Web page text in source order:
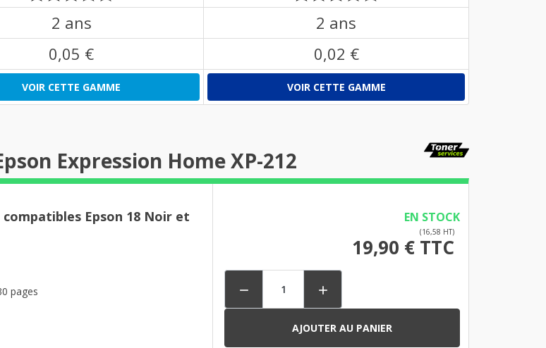
2 ans 2 ans
0,05 € 0,02 €
VOIR CETTE GAMME VOIR CETTE GAMME
Expression Home XP-212
Epson 18 Noir et
pages
EN STOCK
(16,58 HT)
19,90 € TTC
 
AJOUTER AU PANIER